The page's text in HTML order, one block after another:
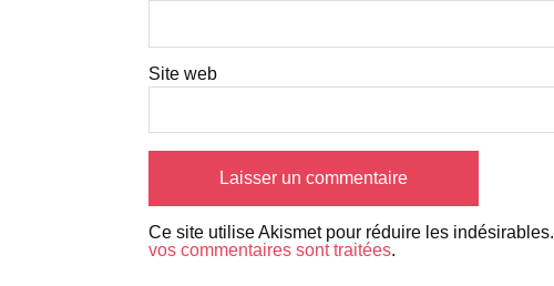
Site web
Ce site utilise Akismet pour réduire les indésirables.
vos commentaires sont traitées.